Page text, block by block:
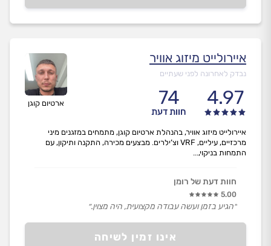
ארטיום קוגן
איירולייט מיזוג אוויר
נבדק לאחרונה לפני שעתיים
4.97
74
חוות דעת
אינו זמין לשיחה
איירולייט מיזוג אוויר, בהנהלת ארטיום קוגן, מתמחים במזגנים מיני
מרכזיים, עיליים, VRF וצ’ילרים. מבצעים מכירה, התקנה ותיקון, עם
התמחות בניקוי,...
חוות דעת של רומן
5.00
״הגיע בזמן ועשה עבודה מקצועית, היה מצוין.״